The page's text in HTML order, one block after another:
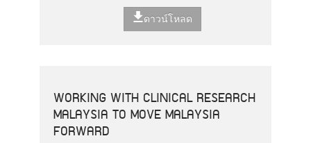
ดาวน์โหลด
WORKING WITH CLINICAL RESEARCH
MALAYSIA TO MOVE MALAYSIA
FORWARD